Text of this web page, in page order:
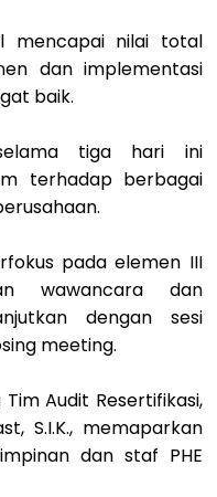
mencapai nilai total
dan implementasi
baik.
tiga hari ini
terhadap berbagai
pada elemen III
wawancara dan
dengan sesi
meeting.
Audit Resertifikasi,
S.I.K., memaparkan
dan staf PHE